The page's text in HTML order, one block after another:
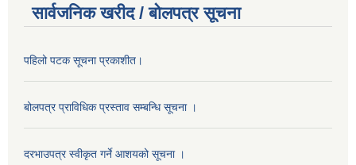
सार्वजनिक खरीद / बोलपत्र सूचना
पहिलो पटक सूचना प्रकाशीत।
बोलपत्र प्राविधिक प्रस्ताव सम्बन्धि सूचना ।
दरभाउपत्र स्वीकृत गर्ने आशयको सूचना ।